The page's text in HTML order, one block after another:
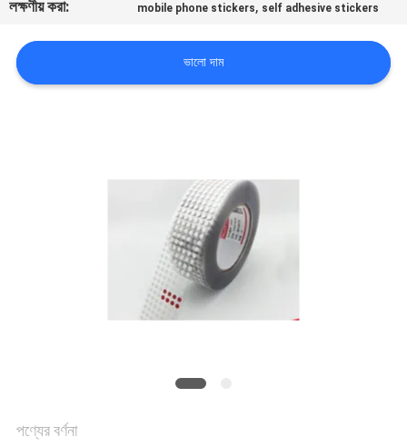
জন্য
আবেদন
লক্ষণীয় করা:
mobile phone stickers, self adhesive stickers
ভালো দাম
পণ্যের বর্ণনা